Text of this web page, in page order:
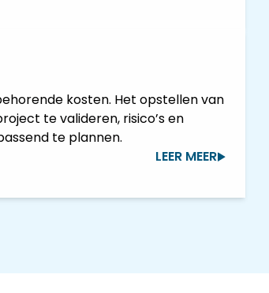
kosten. Het opstellen van
te valideren, risico’s en
te plannen.
LEER MEER